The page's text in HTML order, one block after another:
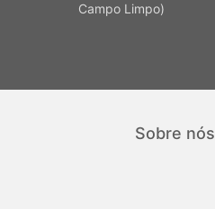
Campo Limpo)
Sobre nós